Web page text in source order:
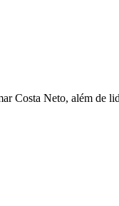
Neto, além de